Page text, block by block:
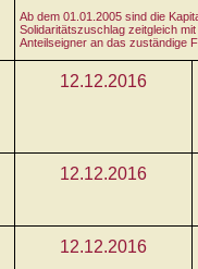
Ab dem 01.01.2005 sind die
Solidaritätszuschlag zeitgleich
Anteilseigner an das zuständige
12.12.2016
12.12.2016
12.12.2016